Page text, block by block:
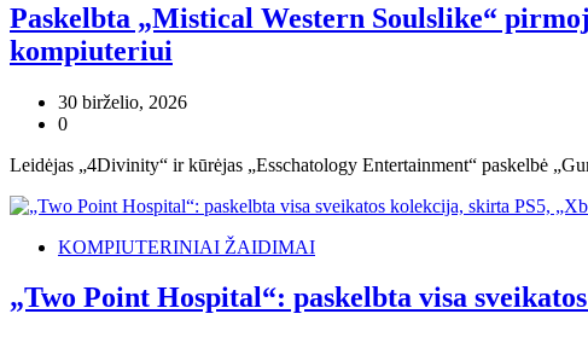
Paskelbta „Mistical Western Soulslike“
kompiuteriui
30 birželio, 2026
0
Leidėjas „4Divinity“ ir kūrėjas „Esschatology Entertainment“ paskelbė
KOMPIUTERINIAI ŽAIDIMAI
„Two Point Hospital“: paskelbta visa